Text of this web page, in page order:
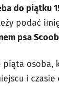
do piątku
podać
psa
piąta osoba,
i